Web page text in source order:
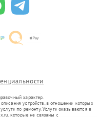
характер.
устройств, в отношении которых
по ремонту. Услуги оказываются в
которые не связаны с